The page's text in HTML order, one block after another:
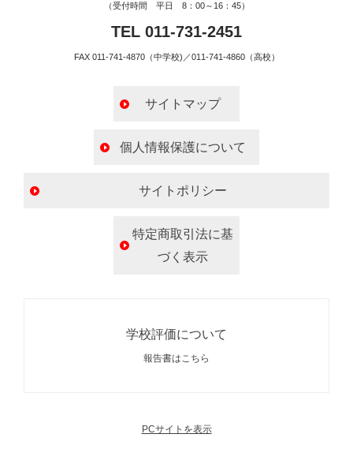
（受付時間 平日 8：00～16：45）
TEL 011-731-2451
FAX 011-741-4870（中学校)／011-741-4860（高校）
サイトマップ
個人情報保護について
サイトポリシー
特定商取引法に基
づく表示
学校評価について
報告書はこちら
PCサイトを表示